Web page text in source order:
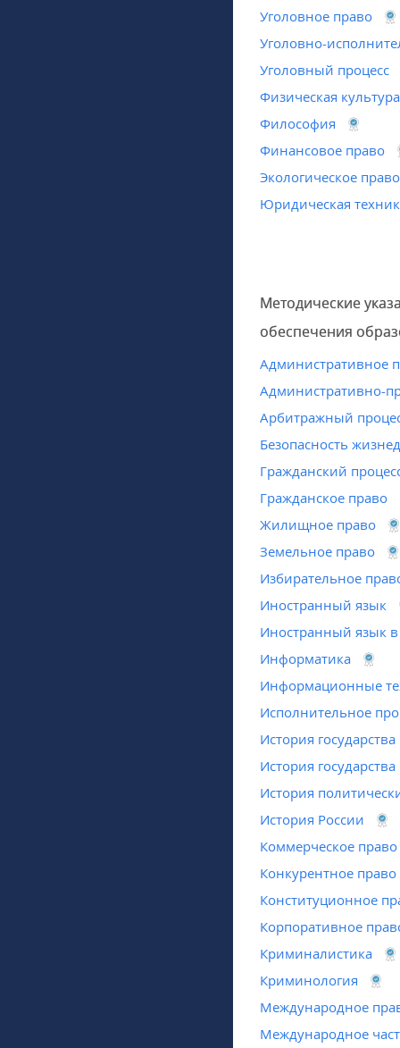
Уголовное право
Уголовно-
Уголовный процесс
Физическая
Философия
Финансовое право
Экологическое
Юридическая
Методические
обеспечения
Административное
Административно-
Арбитражный
Безопасность
Гражданский
Гражданское право
Жилищное право
Земельное право
Избирательное
Иностранный язык
Иностранный язык
Информатика
Информационные
Исполнительное
История
История
История
История России
Коммерческое право
Конкурентное право
Конституционное
Корпоративное
Криминалистика
Криминология
Международное
Международное